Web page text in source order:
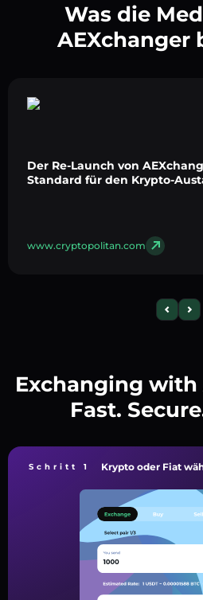
Was die
AEXchanger
Der Re-Launch von
Standard für den Krypto-
www.cryptopolitan.com
Exchanging with
Fast.
Schritt 1 Krypto oder Fiat